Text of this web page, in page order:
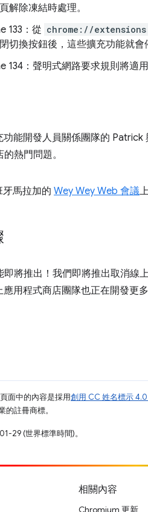
解除凍結時處理。
133：從 chrome://extensions
切換按鈕後，這些擴充功能就會
134：聲明式網路要求規則將適
能開發人員關係團隊的
熱門問題。
馬拉加的 Wey Wey Web 會議
即將推出！我們即將推出取消線
用程式商店團隊也正在開發更
面中的內容是採用創用 CC 姓名標示
註冊商標。
29 (世界標準時間)。
相關內容
Chromium 更新